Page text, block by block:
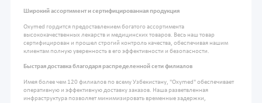
Широкий ассортимент и сертифицированная продукция
Oxymed гордится предоставлением богатого ассортимента
высококачественных лекарств и медицинских товаров. Весь наш товар
сертифицирован и прошел строгий контроль качества, обеспечивая нашим
клиентам полную уверенность в его эффективности и безопасности.
Быстрая доставка благодаря распределенной сети филиалов
Имея более чем 120 филиалов по всему Узбекистану, "Oxymed" обеспечивает
оперативную и эффективную доставку заказов. Наша разветвленная
инфраструктура позволяет минимизировать временные задержки,